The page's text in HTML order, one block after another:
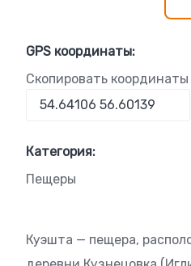
GPS координаты:
Скопировать координаты
Категория:
Пещеры
Куэшта — пещера,